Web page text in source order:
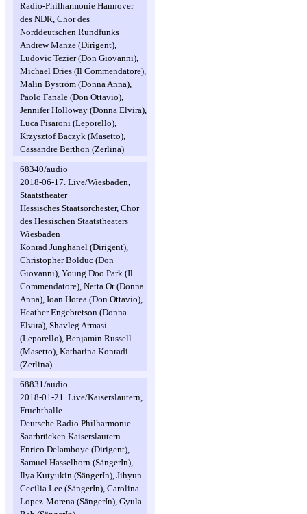
Radio-Philharmonie Hannover
des NDR, Chor des
Norddeutschen Rundfunks
Andrew Manze (Dirigent),
Ludovic Tezier (Don Giovanni),
Michael Dries (Il Commendatore),
Malin Byström (Donna Anna),
Paolo Fanale (Don Ottavio),
Jennifer Holloway (Donna Elvira),
Luca Pisaroni (Leporello),
Krzysztof Baczyk (Masetto),
Cassandre Berthon (Zerlina)
68340/audio
2018-06-17. Live/Wiesbaden,
Staatstheater
Hessisches Staatsorchester, Chor
des Hessischen Staatstheaters
Wiesbaden
Konrad Junghänel (Dirigent),
Christopher Bolduc (Don
Giovanni), Young Doo Park (Il
Commendatore), Netta Or (Donna
Anna), Ioan Hotea (Don Ottavio),
Heather Engebretson (Donna
Elvira), Shavleg Armasi
(Leporello), Benjamin Russell
(Masetto), Katharina Konradi
(Zerlina)
68831/audio
2018-01-21. Live/Kaiserslautern,
Fruchthalle
Deutsche Radio Philharmonie
Saarbrücken Kaiserslautern
Enrico Delamboye (Dirigent),
Samuel Hasselhorn (SängerIn),
Ilya Kutyukin (SängerIn), Jihyun
Cecilia Lee (SängerIn), Carolina
Lopez-Morena (SängerIn), Gyula